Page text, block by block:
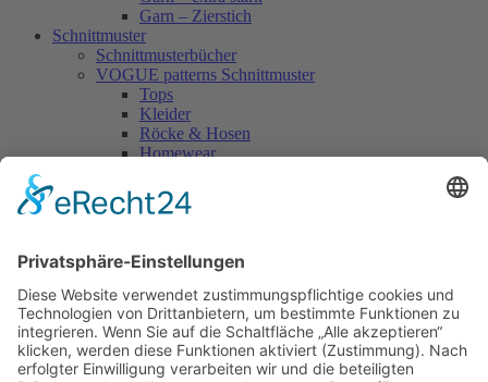
Garn – Zierstich
Schnittmuster
Schnittmusterbücher
VOGUE patterns Schnittmuster
Tops
Kleider
Röcke & Hosen
Homewear
Vogue Vintage
Herren
Accessoires
Einzelschnittmuster Burda
Tops
Kleider
Röcke & Hosen
Homewear
Jacken & Mäntel